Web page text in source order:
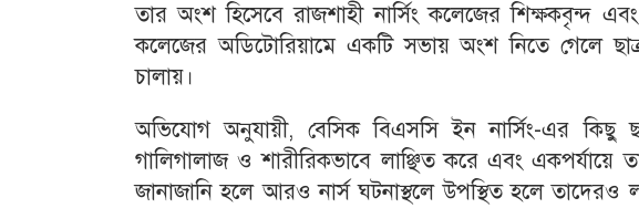
তার অংশ হিসেবে রাজশাহী নার্সিং কলেজের শিক্ষকবৃন্দ
কলেজের অডিটোরিয়ামে একটি সভায় অংশ নিতে গেলে
চালায়।
অভিযোগ অনুযায়ী, বেসিক বিএসসি ইন নার্সিং-এর কিছু
গালিগালাজ ও শারীরিকভাবে লাঞ্ছিত করে এবং
জানাজানি হলে আরও নার্স ঘটনাস্থলে উপস্থিত হলে তাদেরও